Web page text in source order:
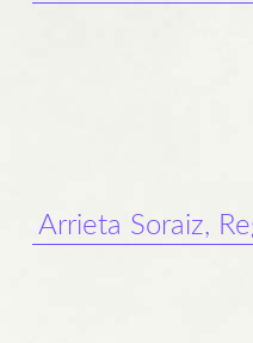
Arrieta Soraiz,